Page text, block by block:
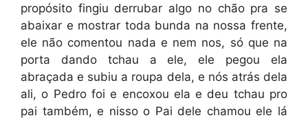
propósito fingiu derrubar algo no chão pra se
abaixar e mostrar toda bunda na nossa frente,
ele não comentou nada e nem nos, só que na
porta dando tchau a ele, ele pegou ela
abraçada e subiu a roupa dela, e nós atrás dela
ali, o Pedro foi e encoxou ela e deu tchau pro
pai também, e nisso o Pai dele chamou ele lá